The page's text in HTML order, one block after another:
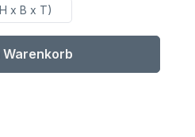
x B x T)
Wert ein oder
Warenkorb